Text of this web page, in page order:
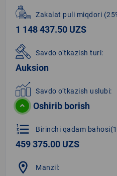
Zakalat puli miqdori
1 148 437.50 UZS
Savdo o‘tkazish turi:
Auksion
Savdo o‘tkazish uslubi:
Oshirib borish
format_list_numbered Birinchi qadam
459 375.00 UZS
location_on Manzil: